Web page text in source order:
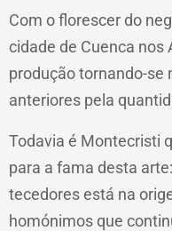
Com o florescer do
cidade de Cuenca nos
produção tornando-se
anteriores pela
Todavia é Montecristi
para a fama desta
tecedores está na
homónimos que